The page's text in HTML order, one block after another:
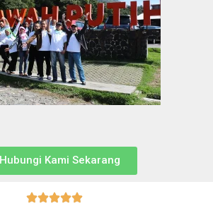
Hubungi Kami Sekarang